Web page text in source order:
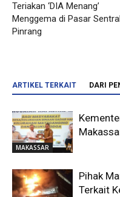
Teriakan ‘DIA Menang’
Menggema di Pasar Sentral
Pinrang
ARTIKEL TERKAIT DARI
MAKASSAR
Pihak
Terkait